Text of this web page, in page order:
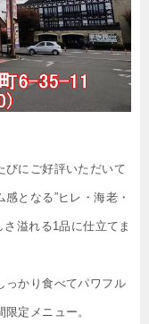
びにご好評いただいて
となる”ヒレ・海老・
溢れる1品に仕立てま
っかり食べてパワフル
定メニュー。